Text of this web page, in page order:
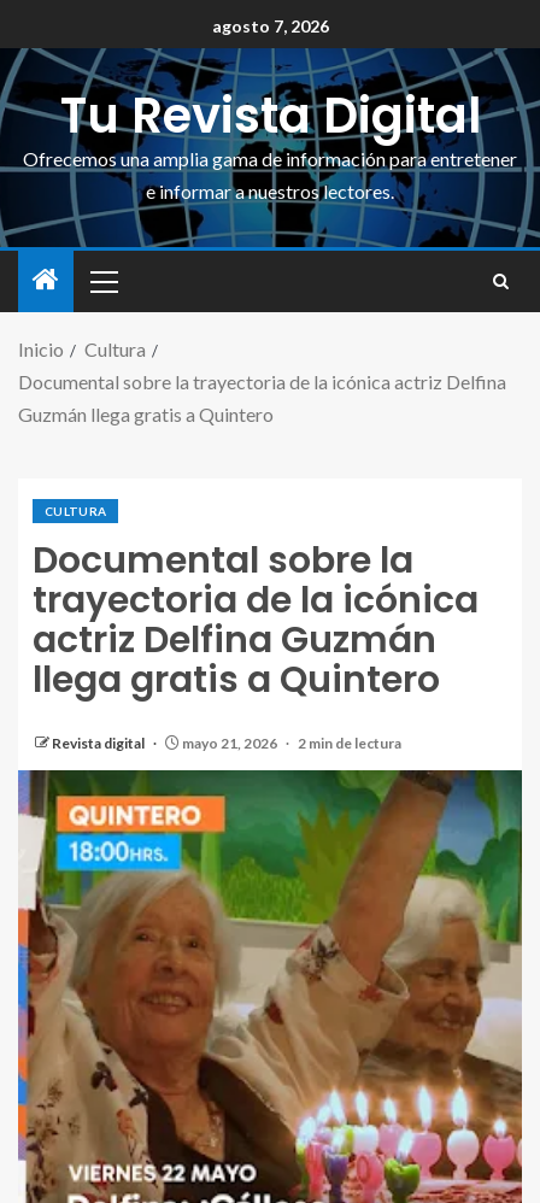
agosto 7, 2026
Tu Revista Digital
Ofrecemos una amplia gama de información para entretener
e informar a nuestros lectores.
Inicio
Cultura
Documental sobre la trayectoria de la icónica actriz Delfina
Guzmán llega gratis a Quintero
CULTURA
Documental sobre la
trayectoria de la icónica
actriz Delfina Guzmán
llega gratis a Quintero
Revista digital mayo 21, 2026 2 min de lectura